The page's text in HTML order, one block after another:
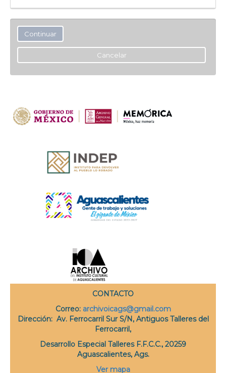
Cancelar
CONTACTO
Correo: archivoicags@gmail.com
Dirección: Av. Ferrocarril Sur S/N, Antiguos Talleres del
Ferrocarril,
Desarrollo Especial Talleres F.F.C.C., 20259
Aguascalientes, Ags.
Ver mapa